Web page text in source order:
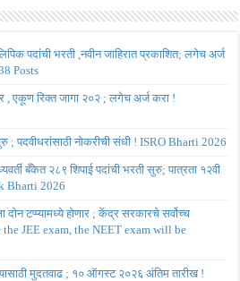
पदांची भरती ,नवीन जाहिरात प्रकाशित; लगेच अर्ज
Posts
, एकूण रिक्त जागा २०२ ; लगेच अर्ज करा !
; पदवीधरांसाठी नोकरीची संधी ! ISRO Bharti 2026
बँकेत २८९ शिपाई पदांची भरती सुरु; पात्रता १२वी
Bharti 2026
दोन टप्प्यामध्ये होणार ; केंद्र सरकारचे सर्वोच्च
the JEE exam, the NEET exam will be
मुदतवाढ ; १० ऑगस्ट २०२६ अंतिम तारीख !